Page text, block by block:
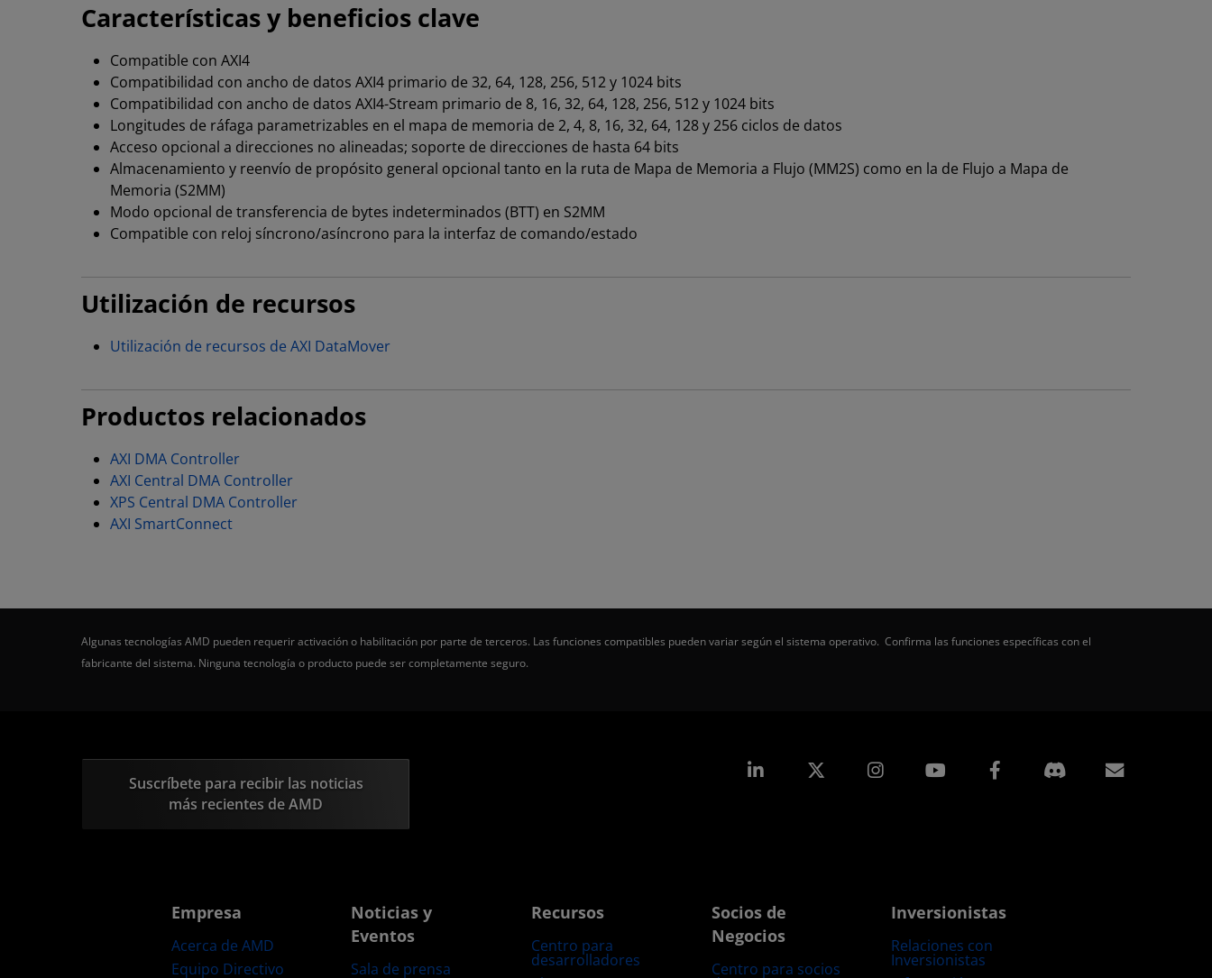
Características y beneficios clave
Compatible con AXI4
Compatibilidad con ancho de datos AXI4 primario de 32, 64, 128, 256, 512 y 1024 bits
Compatibilidad con ancho de datos AXI4-Stream primario de 8, 16, 32, 64, 128, 256, 512 y 1024 bits
Longitudes de ráfaga parametrizables en el mapa de memoria de 2, 4, 8, 16, 32, 64, 128 y 256 ciclos de datos
Acceso opcional a direcciones no alineadas; soporte de direcciones de hasta 64 bits
Almacenamiento y reenvío de propósito general opcional tanto en la ruta de Mapa de Memoria a Flujo (MM2S) como en la de Flujo a Mapa de
Memoria (S2MM)
Modo opcional de transferencia de bytes indeterminados (BTT) en S2MM
Compatible con reloj síncrono/asíncrono para la interfaz de comando/estado
Utilización de recursos
Utilización de recursos de AXI DataMover
Productos relacionados
AXI DMA Controller
AXI Central DMA Controller
XPS Central DMA Controller
AXI SmartConnect
Algunas tecnologías AMD pueden requerir activación o habilitación por parte de terceros. Las funciones compatibles pueden variar según el sistema operativo. Confirma las funciones específicas con el
fabricante del sistema. Ninguna tecnología o producto puede ser completamente seguro.
Suscríbete para recibir las noticias
más recientes de AMD
LinkedIn Instagram Facebook
Empresa
Acerca de AMD
Equipo Directivo
Noticias y
Eventos
Sala de prensa
Recursos
Centro para
desarrolladores
Socios de
Negocios
Centro para socios
Inversionistas
Relaciones con
Inversionistas